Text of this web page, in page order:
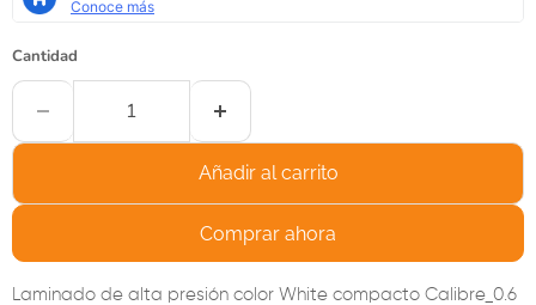
Cantidad
Añadir al carrito
Comprar ahora
Laminado de alta presión color White compacto Calibre_0.6